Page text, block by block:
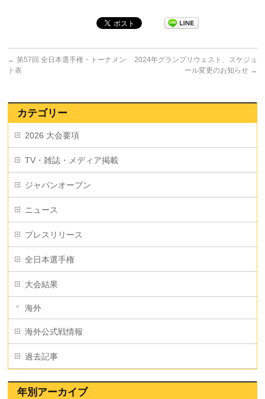
← 第57回 全日本選手権・トーナメン
ト表
2024年グランプリウェスト、スケジュ
ール変更のお知らせ →
カテゴリー
2026 大会要項
TV・雑誌・メディア掲載
ジャパンオープン
ニュース
プレスリリース
全日本選手権
大会結果
海外
海外公式戦情報
過去記事
年別アーカイブ